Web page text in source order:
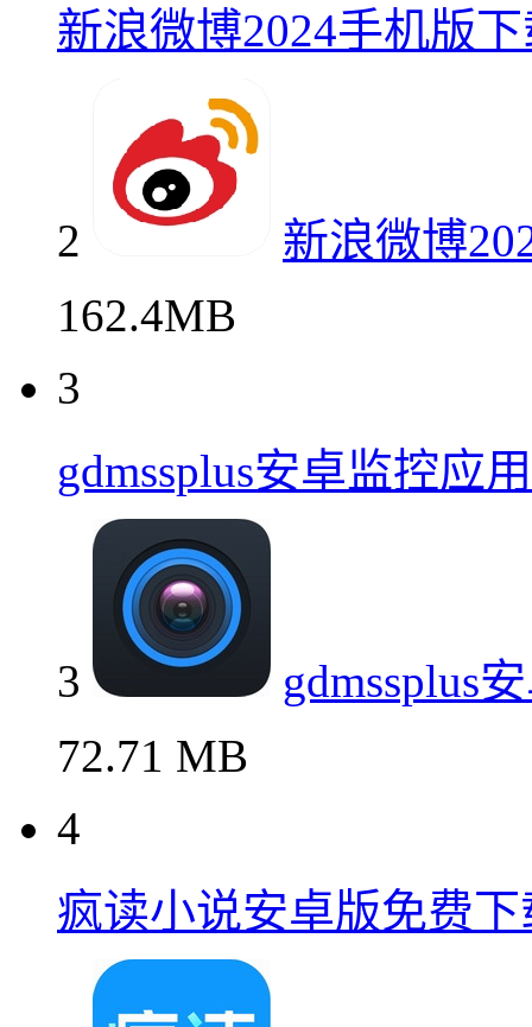
新浪微博2024手机版
2
新浪微博
162.4MB
3
gdmssplus安卓监控应
3
gdmssplus
72.71 MB
4
疯读小说安卓版免费下